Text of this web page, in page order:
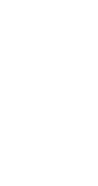
CDプレーヤー・
ネットワークプレ